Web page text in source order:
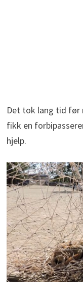
Det tok lang tid før
fikk en
hjelp.